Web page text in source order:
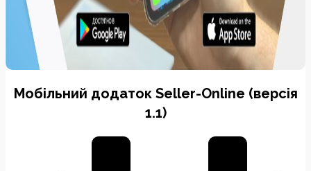
Мобільний додаток Seller-Online (версія
1.1)